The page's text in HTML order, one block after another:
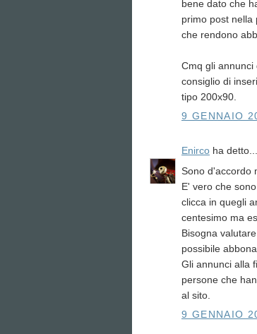
bene dato che
primo post nella
che rendono
Cmq gli annunci
consiglio di
tipo 200x90.
9 GENNAIO
Enirco ha detto...
Sono d'accordo
E' vero che
clicca in quegli
centesimo ma
Bisogna
possibile
Gli annunci alla
persone che
al sito.
9 GENNAIO